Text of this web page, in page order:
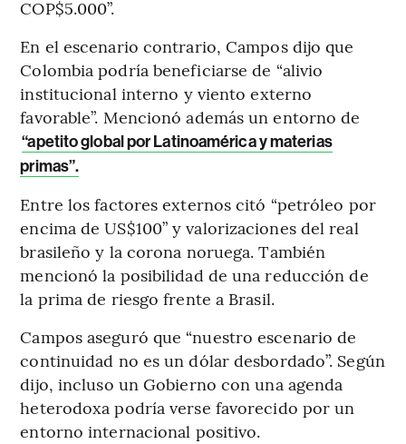
COP$5.000”.
En el escenario contrario, Campos dijo que
Colombia podría beneficiarse de “alivio
institucional interno y viento externo
favorable”. Mencionó además un entorno de
“apetito global por Latinoamérica y materias
primas”.
Entre los factores externos citó “petróleo por
encima de US$100” y valorizaciones del real
brasileño y la corona noruega. También
mencionó la posibilidad de una reducción de
la prima de riesgo frente a Brasil.
Campos aseguró que “nuestro escenario de
continuidad no es un dólar desbordado”. Según
dijo, incluso un Gobierno con una agenda
heterodoxa podría verse favorecido por un
entorno internacional positivo.